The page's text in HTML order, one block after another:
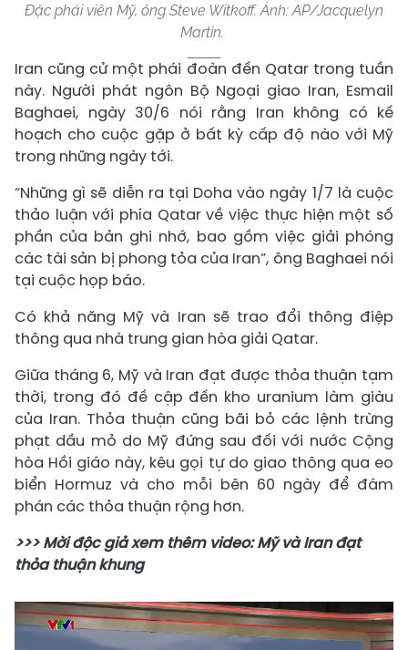
Đặc phái viên Mỹ, ông Steve Witkoff. Ảnh: AP/Jacquelyn
Martin.
Iran cũng cử một phái đoàn đến Qatar trong tuần
này. Người phát ngôn Bộ Ngoại giao Iran, Esmail
Baghaei, ngày 30/6 nói rằng Iran không có kế
hoạch cho cuộc gặp ở bất kỳ cấp độ nào với Mỹ
trong những ngày tới.
“Những gì sẽ diễn ra tại Doha vào ngày 1/7 là cuộc
thảo luận với phía Qatar về việc thực hiện một số
phần của bản ghi nhớ, bao gồm việc giải phóng
các tài sản bị phong tỏa của Iran”, ông Baghaei nói
tại cuộc họp báo.
Có khả năng Mỹ và Iran sẽ trao đổi thông điệp
thông qua nhà trung gian hòa giải Qatar.
Giữa tháng 6, Mỹ và Iran đạt được thỏa thuận tạm
thời, trong đó đề cập đến kho uranium làm giàu
của Iran. Thỏa thuận cũng bãi bỏ các lệnh trừng
phạt dầu mỏ do Mỹ đứng sau đối với nước Cộng
hòa Hồi giáo này, kêu gọi tự do giao thông qua eo
biển Hormuz và cho mỗi bên 60 ngày để đàm
phán các thỏa thuận rộng hơn.
>>> Mời độc giả xem thêm video: Mỹ và Iran đạt
thỏa thuận khung